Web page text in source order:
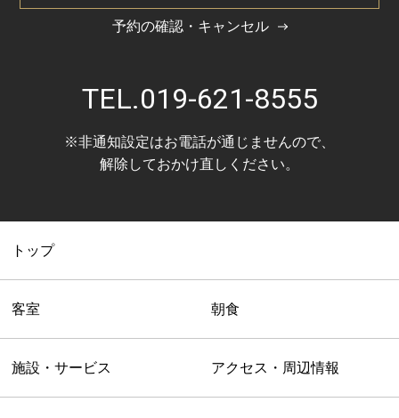
予約の確認・キャンセル
TEL.019-621-8555
※非通知設定はお電話が通じませんので、
解除しておかけ直しください。
トップ
客室 朝食
施設・サービス アクセス・周辺情報